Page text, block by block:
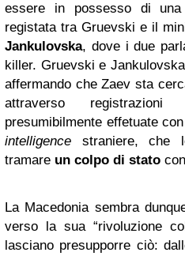
essere in possesso di una
registata tra Gruevski e il
Jankulovska, dove i due
killer. Gruevski e
affermando che Zaev sta
attraverso registrazioni
presumibilmente effetuate
intelligence straniere, che
tramare un colpo di stato
La Macedonia sembra
verso la sua “rivoluzione
lasciano presupporre ciò: